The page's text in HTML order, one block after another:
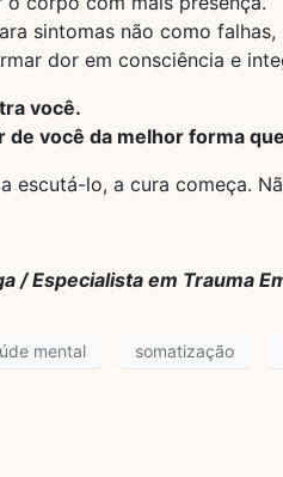
sintomas não como falhas,
dor em consciência e
você.
de você da melhor forma
escutá-lo, a cura começa.
/ Especialista em Trauma
mental somatização